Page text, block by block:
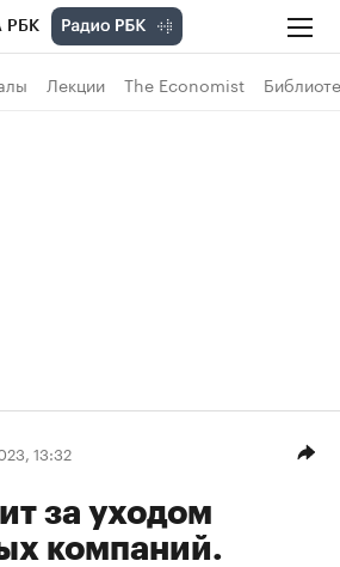
РБК
Лекции The Economist
13:32
за уходом
компаний.